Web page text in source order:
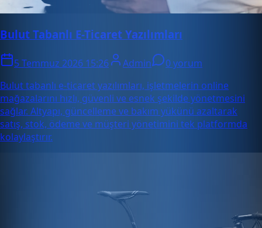
Bulut Tabanlı E-Ticaret Yazılımları
5 Temmuz 2026 15:26 Admin
0 yorum
Bulut tabanlı e-ticaret yazılımları, işletmelerin online
mağazalarını hızlı, güvenli ve esnek şekilde yönetmesini
sağlar. Altyapı, güncelleme ve bakım yükünü azaltarak
satış, stok, ödeme ve müşteri yönetimini tek platformda
kolaylaştırır.